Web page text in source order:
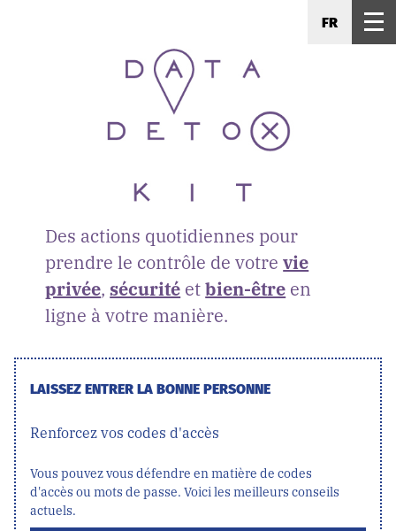
FR
Des actions quotidiennes pour
prendre le contrôle de votrevie
privée,sécurité etbien-être en
ligne à votre manière.
LAISSEZ ENTRER LA BONNE PERSONNE
Renforcez vos codes d'accès
Vous pouvez vous défendre en matière de codes
d'accès ou mots de passe. Voici les meilleurs conseils
actuels.